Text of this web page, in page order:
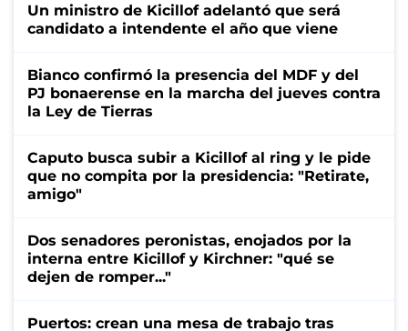
Un ministro de Kicillof adelantó que será
candidato a intendente el año que viene
Bianco confirmó la presencia del MDF y del
PJ bonaerense en la marcha del jueves contra
la Ley de Tierras
Caputo busca subir a Kicillof al ring y le pide
que no compita por la presidencia: "Retirate,
amigo"
Dos senadores peronistas, enojados por la
interna entre Kicillof y Kirchner: "qué se
dejen de romper..."
Puertos: crean una mesa de trabajo tras